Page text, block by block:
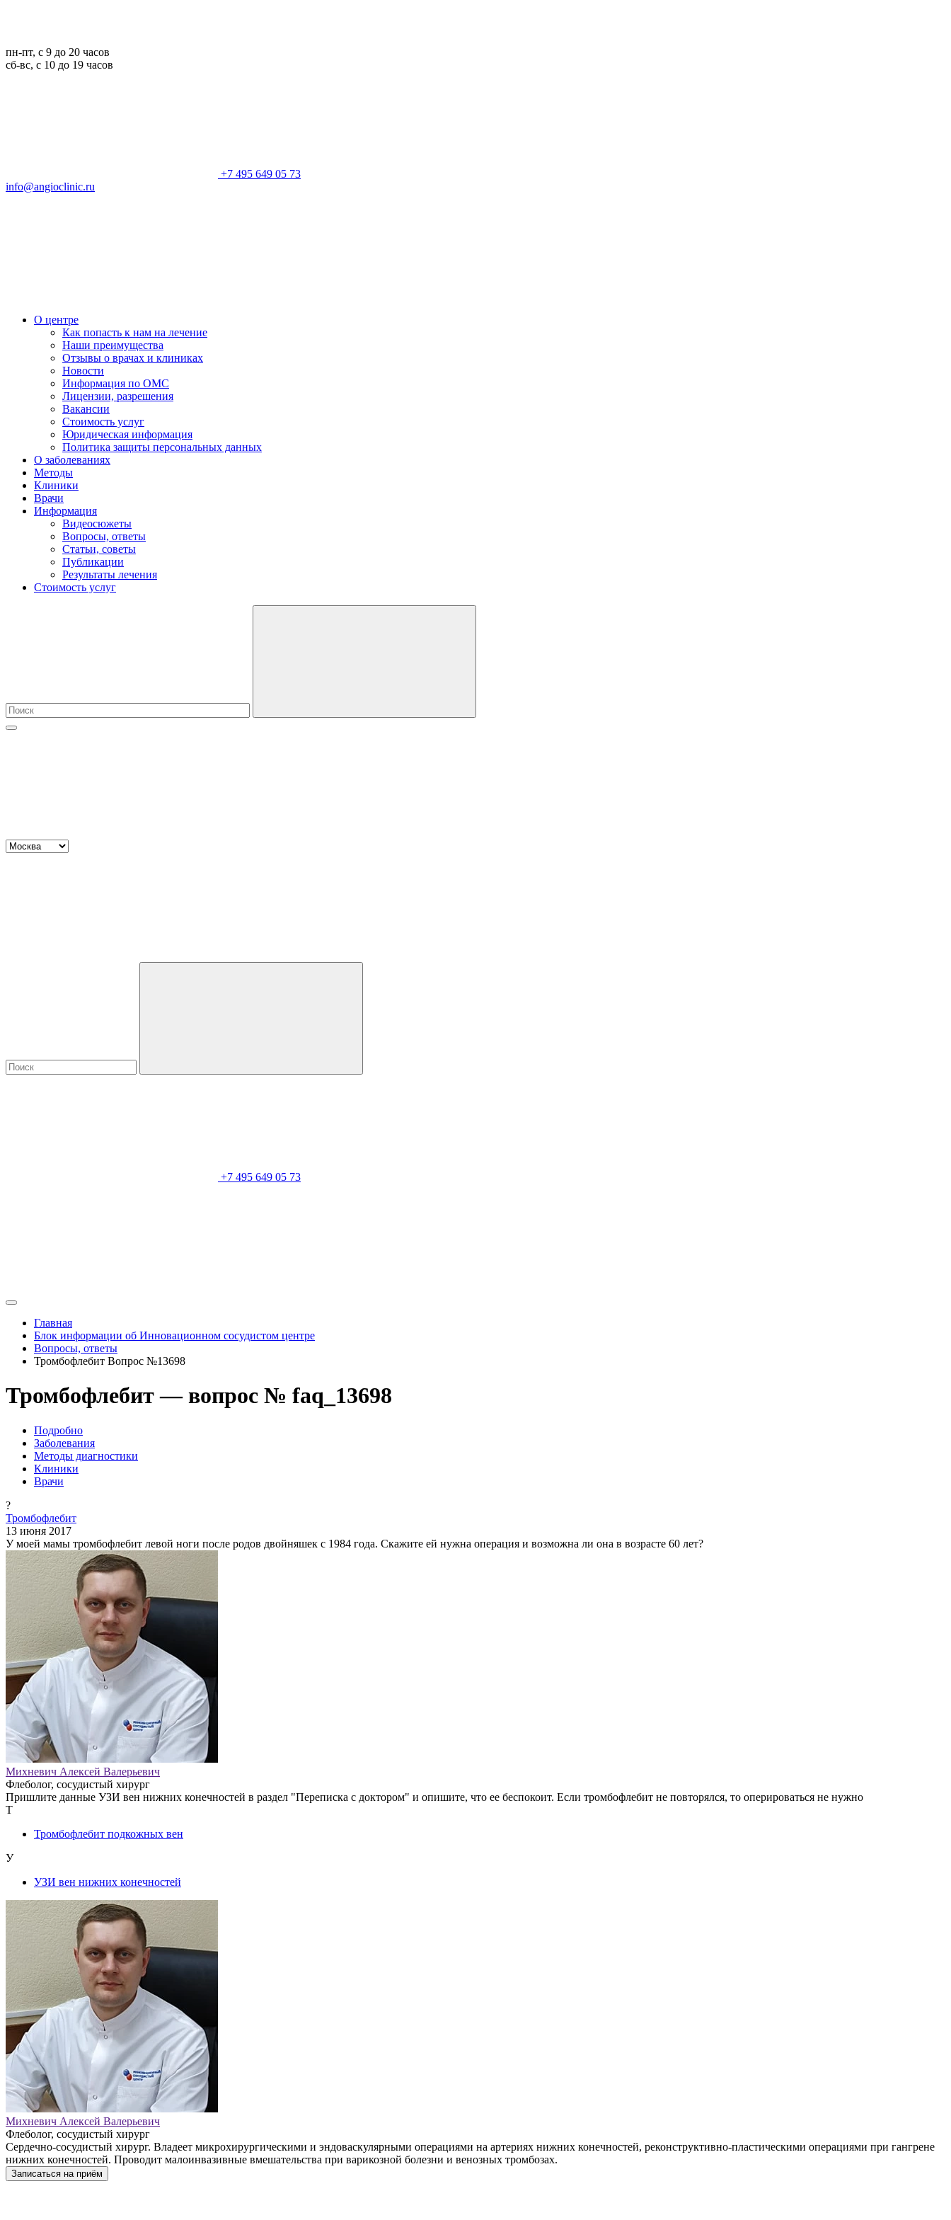
пн-пт, с 9 до 20 часов
сб-вс, с 10 до 19 часов
+7 495 649 05 73
info@angioclinic.ru
О центре
Как попасть к нам на лечение
Наши преимущества
Отзывы о врачах и клиниках
Новости
Информация по ОМС
Лицензии, разрешения
Вакансии
Стоимость услуг
Юридическая информация
Политика защиты персональных данных
О заболеваниях
Методы
Клиники
Врачи
Информация
Видеосюжеты
Вопросы, ответы
Статьи, советы
Публикации
Результаты лечения
Стоимость услуг
+7 495 649 05 73
Главная
Блок информации об Инновационном сосудистом центре
Вопросы, ответы
Тромбофлебит Вопрос №13698
Тромбофлебит — вопрос № faq_13698
Подробно
Заболевания
Методы диагностики
Клиники
Врачи
?
Тромбофлебит
13 июня 2017
У моей мамы тромбофлебит левой ноги после родов двойняшек с 1984 года. Скажите ей нужна операция и возможна ли она в возрасте 60 лет?
Михневич Алексей Валерьевич
Флеболог, сосудистый хирург
Пришлите данные УЗИ вен нижних конечностей в раздел "Переписка с доктором" и опишите, что ее беспокоит. Если тромбофлебит не повторялся, то оперироваться не нужно
Т
Тромбофлебит подкожных вен
У
УЗИ вен нижних конечностей
Михневич Алексей Валерьевич
Флеболог, сосудистый хирург
Сердечно-сосудистый хирург. Владеет микрохирургическими и эндоваскулярными операциями на артериях нижних конечностей, реконструктивно-пластическими операциями при гангрене
нижних конечностей. Проводит малоинвазивные вмешательства при варикозной болезни и венозных тромбозах.
Записаться на приём